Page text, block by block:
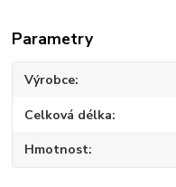
Parametry
Výrobce
Celková délka
Hmotnost